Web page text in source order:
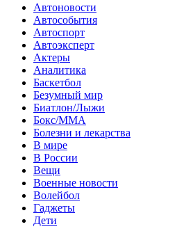
Автоновости
Автособытия
Автоспорт
Автоэксперт
Актеры
Аналитика
Баскетбол
Безумный мир
Биатлон/Лыжи
Бокс/MMA
Болезни и лекарства
В мире
В России
Вещи
Военные новости
Волейбол
Гаджеты
Дети